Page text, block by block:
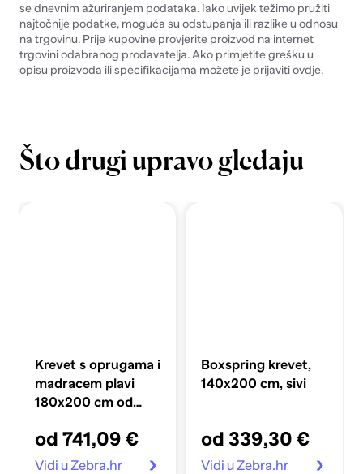
se dnevnim ažuriranjem podataka. Iako uvijek težimo pružiti
najtočnije podatke, moguća su odstupanja ili razlike u odnosu
na trgovinu. Prije kupovine provjerite proizvod na internet
trgovini odabranog prodavatelja. Ako primjetite grešku u
opisu proizvoda ili specifikacijama možete je prijavitiovdje.
Što drugi upravo gledaju
Krevet s oprugama i
madracem plavi
180x200 cm od
od 741,09 €
Vidi u Zebra.hr
Boxspring krevet,
140x200 cm, sivi
od 339,30 €
Vidi u Zebra.hr